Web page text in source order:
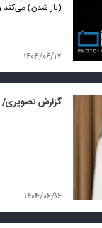
(باز شدن) می‌کند و پایان
۱۴۰۴/۰۶/۱۷
گزارش تصویری/
۱۴۰۴/۰۶/۱۶